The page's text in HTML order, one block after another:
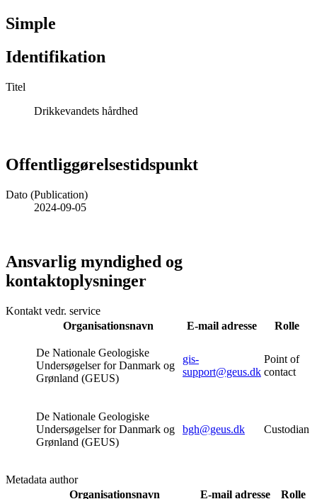
Simple
Identifikation
Titel
Drikkevandets hårdhed
Offentliggørelsestidspunkt
Dato (Publication)
2024-09-05
Ansvarlig myndighed og
kontaktoplysninger
Kontakt vedr. service
Organisationsnavn
E-mail adresse Rolle
De Nationale Geologiske
Undersøgelser for Danmark og
Grønland (GEUS)
gis-
support@geus.dk
Point of
contact
De Nationale Geologiske
Undersøgelser for Danmark og
Grønland (GEUS)
bgh@geus.dk Custodian
Metadata author
Organisationsnavn
E-mail adresse Rolle